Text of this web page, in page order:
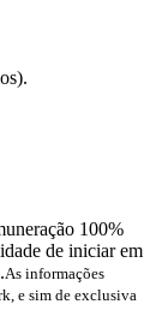
100%
de iniciar em
As informações
e sim de exclusiva